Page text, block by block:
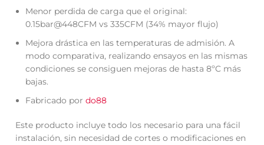
Menor perdida de carga que el original:
0.15bar@448CFM vs 335CFM (34% mayor flujo)
Mejora drástica en las temperaturas de admisión. A
modo comparativa, realizando ensayos en las mismas
condiciones se consiguen mejoras de hasta 8ºC más
bajas.
Fabricado pordo88
Este producto incluye todo los necesario para una fácil
instalación, sin necesidad de cortes o modificaciones en